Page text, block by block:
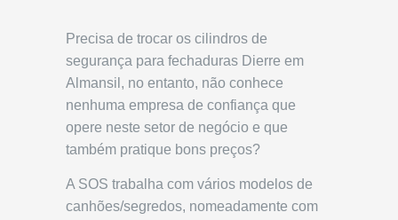
Precisa de trocar os cilindros de
segurança para fechaduras Dierre em
Almansil, no entanto, não conhece
nenhuma empresa de confiança que
opere neste setor de negócio e que
também pratique bons preços?
A SOS trabalha com vários modelos de
canhões/segredos, nomeadamente com